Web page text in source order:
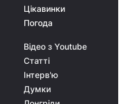
Цікавинки
Погода
Відео з Youtube
Статті
Інтерв'ю
Думки